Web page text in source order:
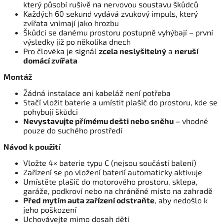
který působí rušivě na nervovou soustavu škůdců
Každých 60 sekund vydává zvukový impuls, který
zvířata vnímají jako hrozbu
Škůdci se danému prostoru postupně vyhýbají – první
výsledky již po několika dnech
Pro člověka je signál zcela neslyšitelný a neruší
domácí zvířata
Montáž
Žádná instalace ani kabeláž není potřeba
Stačí vložit baterie a umístit plašič do prostoru, kde se
pohybují škůdci
Nevystavujte přímému dešti nebo sněhu – vhodné
pouze do suchého prostředí
Návod k použití
Vložte 4× baterie typu C (nejsou součástí balení)
Zařízení se po vložení baterií automaticky aktivuje
Umístěte plašič do motorového prostoru, sklepa,
garáže, podkroví nebo na chráněné místo na zahradě
Před mytím auta zařízení odstraňte, aby nedošlo k
jeho poškození
Uchovávejte mimo dosah dětí